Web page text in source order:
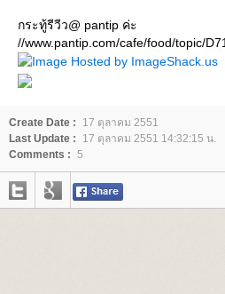
กระทู้รีวีว@ pantip ค่ะ
//www.pantip.com/cafe/food/topic/
Create Date :
17 ตุลาคม 2551
Last Update :
17 ตุลาคม 2551 14:32:15 น.
Comments : 5